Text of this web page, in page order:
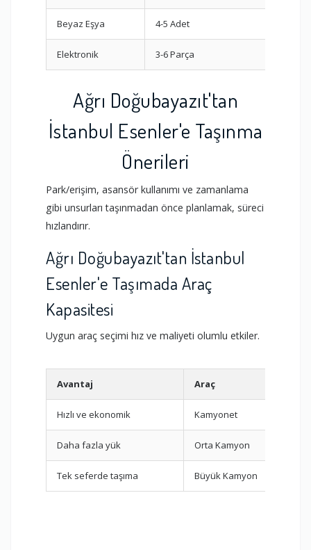
Beyaz Eşya 4-5 Adet
Elektronik 3-6 Parça
Ağrı Doğubayazıt'tan
İstanbul Esenler'e Taşınma
Önerileri
Park/erişim, asansör kullanımı ve zamanlama
gibi unsurları taşınmadan önce planlamak, süreci
hızlandırır.
Ağrı Doğubayazıt'tan İstanbul
Esenler'e Taşımada Araç
Kapasitesi
Uygun araç seçimi hız ve maliyeti olumlu etkiler.
Avantaj Araç
Hızlı ve ekonomik Kamyonet
Daha fazla yük Orta Kamyon
Tek seferde taşıma Büyük Kamyon